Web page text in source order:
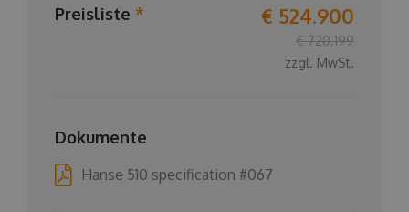
Preisliste * € 524.900
€ 720.199
zzgl. MwSt.
Dokumente
Hanse 510 specification #067